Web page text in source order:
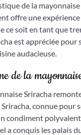
de la
offre une
ce soit en tant que
est appréciée
audacieuse.
de la
Sriracha
Sriracha, connue
condiment
a conquis les palais